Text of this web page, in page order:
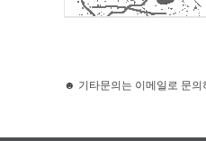
☻ 기타문의는 이메일로 문의